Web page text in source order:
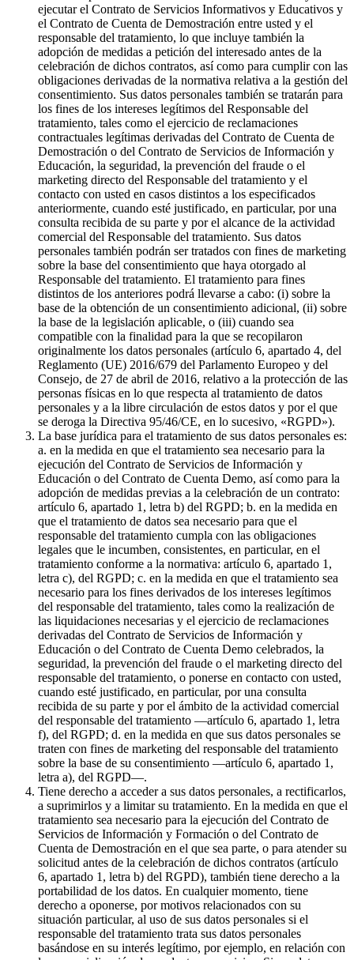
ejecutar el Contrato de Servicios Informativos y Educativos y
el Contrato de Cuenta de Demostración entre usted y el
responsable del tratamiento, lo que incluye también la
adopción de medidas a petición del interesado antes de la
celebración de dichos contratos, así como para cumplir con las
obligaciones derivadas de la normativa relativa a la gestión del
consentimiento. Sus datos personales también se tratarán para
los fines de los intereses legítimos del Responsable del
tratamiento, tales como el ejercicio de reclamaciones
contractuales legítimas derivadas del Contrato de Cuenta de
Demostración o del Contrato de Servicios de Información y
Educación, la seguridad, la prevención del fraude o el
marketing directo del Responsable del tratamiento y el
contacto con usted en casos distintos a los especificados
anteriormente, cuando esté justificado, en particular, por una
consulta recibida de su parte y por el alcance de la actividad
comercial del Responsable del tratamiento. Sus datos
personales también podrán ser tratados con fines de marketing
sobre la base del consentimiento que haya otorgado al
Responsable del tratamiento. El tratamiento para fines
distintos de los anteriores podrá llevarse a cabo: (i) sobre la
base de la obtención de un consentimiento adicional, (ii) sobre
la base de la legislación aplicable, o (iii) cuando sea
compatible con la finalidad para la que se recopilaron
originalmente los datos personales (artículo 6, apartado 4, del
Reglamento (UE) 2016/679 del Parlamento Europeo y del
Consejo, de 27 de abril de 2016, relativo a la protección de las
personas físicas en lo que respecta al tratamiento de datos
personales y a la libre circulación de estos datos y por el que
se deroga la Directiva 95/46/CE, en lo sucesivo, «RGPD»).
La base jurídica para el tratamiento de sus datos personales es:
a. en la medida en que el tratamiento sea necesario para la
ejecución del Contrato de Servicios de Información y
Educación o del Contrato de Cuenta Demo, así como para la
adopción de medidas previas a la celebración de un contrato:
artículo 6, apartado 1, letra b) del RGPD; b. en la medida en
que el tratamiento de datos sea necesario para que el
responsable del tratamiento cumpla con las obligaciones
legales que le incumben, consistentes, en particular, en el
tratamiento conforme a la normativa: artículo 6, apartado 1,
letra c), del RGPD; c. en la medida en que el tratamiento sea
necesario para los fines derivados de los intereses legítimos
del responsable del tratamiento, tales como la realización de
las liquidaciones necesarias y el ejercicio de reclamaciones
derivadas del Contrato de Servicios de Información y
Educación o del Contrato de Cuenta Demo celebrados, la
seguridad, la prevención del fraude o el marketing directo del
responsable del tratamiento, o ponerse en contacto con usted,
cuando esté justificado, en particular, por una consulta
recibida de su parte y por el ámbito de la actividad comercial
del responsable del tratamiento —artículo 6, apartado 1, letra
f), del RGPD; d. en la medida en que sus datos personales se
traten con fines de marketing del responsable del tratamiento
sobre la base de su consentimiento —artículo 6, apartado 1,
letra a), del RGPD—.
Tiene derecho a acceder a sus datos personales, a rectificarlos,
a suprimirlos y a limitar su tratamiento. En la medida en que el
tratamiento sea necesario para la ejecución del Contrato de
Servicios de Información y Formación o del Contrato de
Cuenta de Demostración en el que sea parte, o para atender su
solicitud antes de la celebración de dichos contratos (artículo
6, apartado 1, letra b) del RGPD), también tiene derecho a la
portabilidad de los datos. En cualquier momento, tiene
derecho a oponerse, por motivos relacionados con su
situación particular, al uso de sus datos personales si el
responsable del tratamiento trata sus datos personales
basándose en su interés legítimo, por ejemplo, en relación con